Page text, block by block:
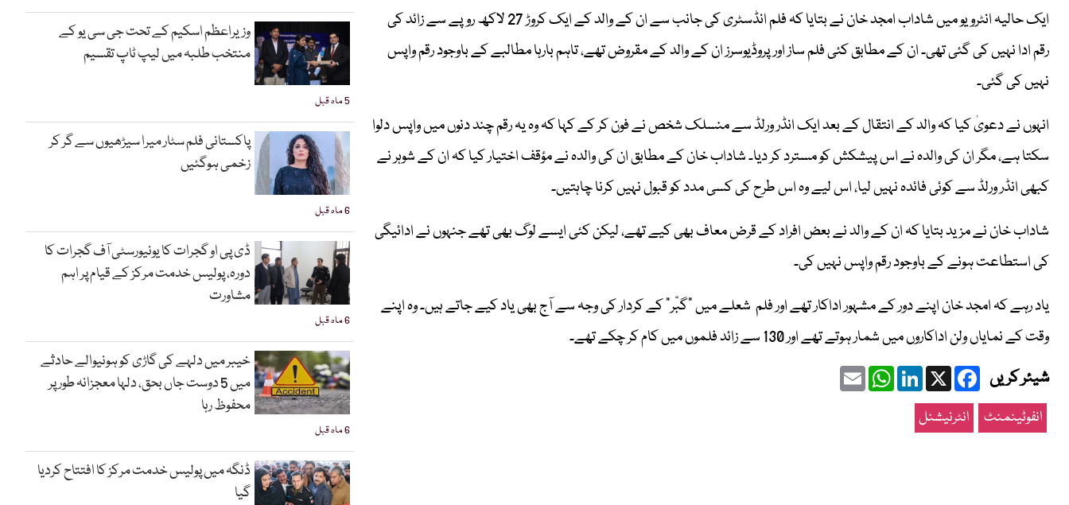
ایک حالیہ انٹرویو میں شاداب امجد خان نے بتایا کہ فلم انڈسٹری کی جانب سے ان کے والد کے ایک کروڑ 27 لاکھ روپے سے زائد کی
رقم ادا نہیں کی گئی تھی۔ ان کے مطابق کئی فلم ساز اور پروڈیوسرز ان کے والد کے مقروض تھے، تاہم بارہا مطالبے کے باوجود رقم واپس
نہیں کی گئی۔
انہوں نے دعویٰ کیا کہ والد کے انتقال کے بعد ایک انڈر ورلڈ سے منسلک شخص نے فون کر کے کہا کہ وہ یہ رقم چند دنوں میں واپس دلوا
سکتا ہے، مگر ان کی والدہ نے اس پیشکش کو مسترد کر دیا۔ شاداب خان کے مطابق ان کی والدہ نے مؤقف اختیار کیا کہ ان کے شوہر نے
کبھی انڈر ورلڈ سے کوئی فائدہ نہیں لیا، اس لیے وہ اس طرح کی کسی مدد کو قبول نہیں کرنا چاہتیں۔
شاداب خان نے مزید بتایا کہ ان کے والد نے بعض افراد کے قرض معاف بھی کیے تھے، لیکن کئی ایسے لوگ بھی تھے جنہوں نے ادائیگی
کی استطاعت ہونے کے باوجود رقم واپس نہیں کی۔
یاد رہے کہ امجد خان اپنے دور کے مشہور اداکار تھے اور فلم شعلے میں “گبّر” کے کردار کی وجہ سے آج بھی یاد کیے جاتے ہیں۔ وہ اپنے
وقت کے نمایاں ولن اداکاروں میں شمار ہوتے تھے اور 130 سے زائد فلموں میں کام کر چکے تھے۔
شیئر کریں Facebook
X
LinkedIn
WhatsApp
Email
انفوٹینمنٹ انٹرنیشنل
5 ماہ قبل
وزیراعظم اسکیم کے تحت جی سی یو کے
منتخب طلبہ میں لیپ ٹاپ تقسیم
6 ماہ قبل
پاکستانی فلم سٹار میرا سیڑھیوں سے گر کر
زخمی ہوگئیں
6 ماہ قبل
ڈی پی او گجرات کا یونیورسٹی آف گجرات کا
دورہ، پولیس خدمت مرکز کے قیام پر اہم
مشاورت
6 ماہ قبل
خیبر میں دلہے کی گاڑی کو ہونیوالے حادثے
میں 5 دوست جاں بحق، دلہا معجزانہ طور پر
محفوظ رہا
ڈنگہ میں پولیس خدمت مرکز کا افتتاح کردیا
گیا